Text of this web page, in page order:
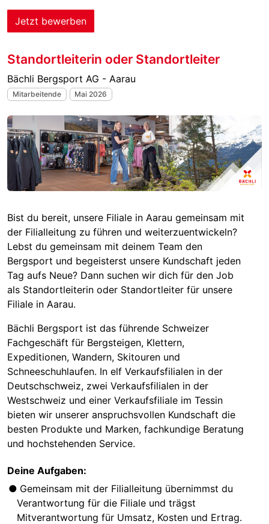
Jetzt bewerben
Standortleiterin oder Standortleiter
Bächli Bergsport AG - Aarau
Mitarbeitende Mai 2026
Bist du bereit, unsere Filiale in Aarau gemeinsam mit
der Filialleitung zu führen und weiterzuentwickeln?
Lebst du gemeinsam mit deinem Team den
Bergsport und begeisterst unsere Kundschaft jeden
Tag aufs Neue? Dann suchen wir dich für den Job
als Standortleiterin oder Standortleiter für unsere
Filiale in Aarau.
Bächli Bergsport ist das führende Schweizer
Fachgeschäft für Bergsteigen, Klettern,
Expeditionen, Wandern, Skitouren und
Schneeschuhlaufen. In elf Verkaufsfilialen in der
Deutschschweiz, zwei Verkaufsfilialen in der
Westschweiz und einer Verkaufsfiliale im Tessin
bieten wir unserer anspruchsvollen Kundschaft die
besten Produkte und Marken, fachkundige Beratung
und hochstehenden Service.
Deine Aufgaben:
Gemeinsam mit der Filialleitung übernimmst du
Verantwortung für die Filiale und trägst
Mitverantwortung für Umsatz, Kosten und Ertrag.